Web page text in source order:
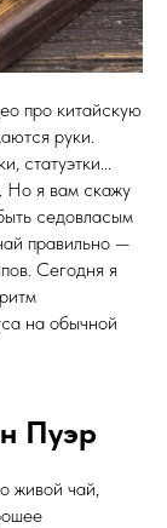
про китайскую
руки.
статуэтки...
Но я вам скажу
седовласым
правильно —
Сегодня я
на обычной
Пуэр
живой чай,